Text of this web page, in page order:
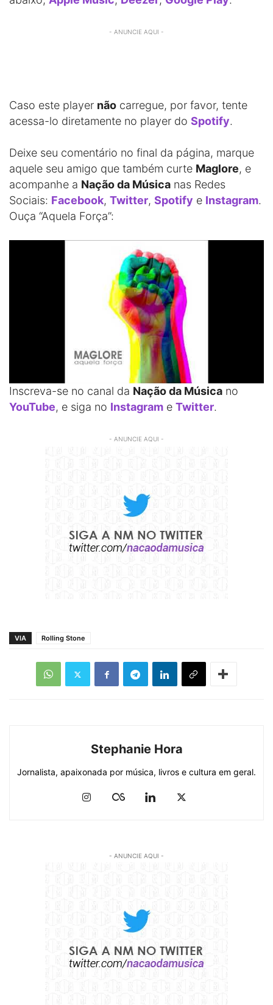
- ANUNCIE AQUI -
Caso este player não carregue, por favor, tente
acessa-lo diretamente no player do Spotify.
Deixe seu comentário no final da página, marque
aquele seu amigo que também curte Maglore, e
acompanhe a Nação da Música nas Redes
Sociais: Facebook, Twitter, Spotify e Instagram.
Ouça “Aquela Força”:
Inscreva-se no canal da Nação da Música no
YouTube, e siga no Instagram e Twitter.
- ANUNCIE AQUI -
VIA Rolling Stone
Stephanie Hora
Jornalista, apaixonada por música, livros e cultura em geral.
- ANUNCIE AQUI -